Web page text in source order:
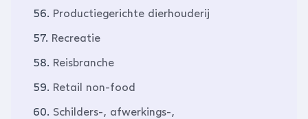
56. Productiegerichte dierhouderij
57. Recreatie
58. Reisbranche
59. Retail non-food
60. Schilders-, afwerkings-,